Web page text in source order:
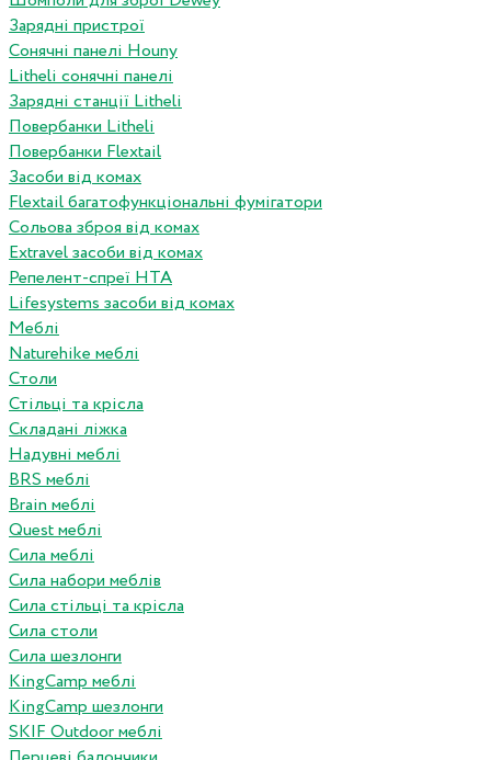
Зарядні пристрої
Сонячні панелі Houny
Litheli сонячні панелі
Зарядні станції Litheli
Повербанки Litheli
Повербанки Flextail
Засоби від комах
Flextail багатофункціональні фумігатори
Сольова зброя від комах
Extravel засоби від комах
Репелент-спреї HTA
Lifesystems засоби від комах
Меблі
Naturehike меблі
Столи
Стільці та крісла
Складані ліжка
Надувні меблі
BRS меблі
Brain меблі
Quest меблі
Сила меблі
Сила набори меблів
Сила стільці та крісла
Сила столи
Сила шезлонги
KingCamp меблі
KingCamp шезлонги
SKIF Outdoor меблі